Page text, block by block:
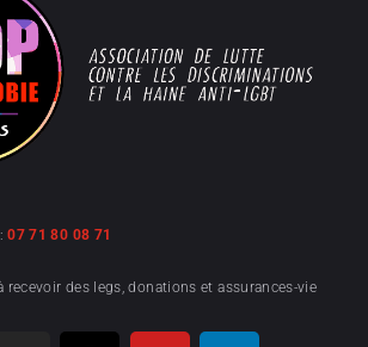
:07 71 80 08 71
des legs, donations et assurances-vie